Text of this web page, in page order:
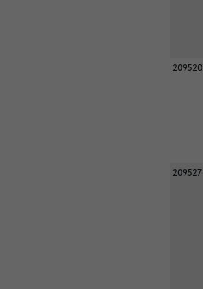
209520
209527